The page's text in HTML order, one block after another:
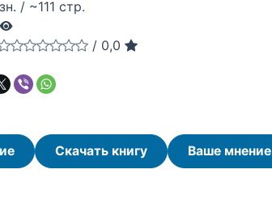
/ ~111 стр.
/ 0,0
Скачать книгу Ваше мнение